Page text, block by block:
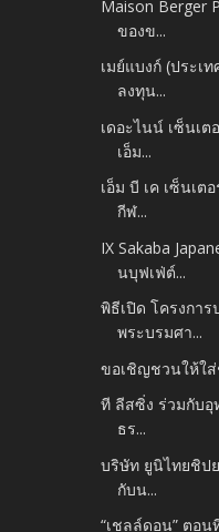
Maison Berger
ของข...
เมย์แบงก์ (ประเ
ลงทุน...
เดอะไนน์ เซ็นเ
เอ็ม...
เอ็ม บี เค เซ็นเต
กีฬ...
IX Sakaba
นบุฟเฟ่ต์...
พิธีเปิด โครงกา
พระบรมศา...
ขอเชิญชวนให้ใ
ที ลีสซิ่ง ร่วมกับ
ธร...
บริษัท ยูนิไทยชิป
กับน...
“เชลล์ดอน” ตอน